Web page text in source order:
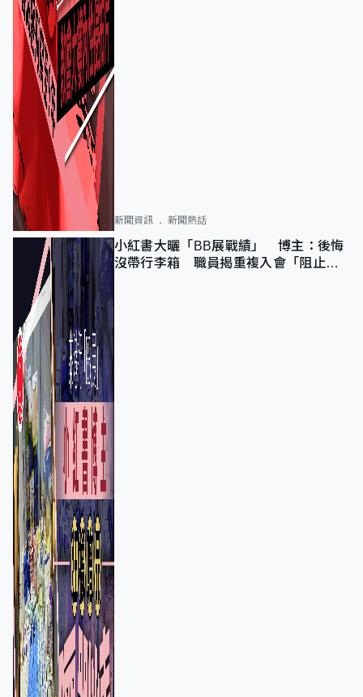
新聞資訊 新聞熱話
小紅書大曬「BB展戰績」 博主：後悔
沒帶行李箱 職員揭重複入會「阻止唔